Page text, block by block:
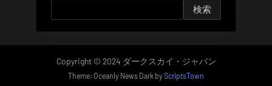
検索
Copyright © 2024 ダークスカイ・ジャパン
Theme: Oceanly News Dark byScriptsTown